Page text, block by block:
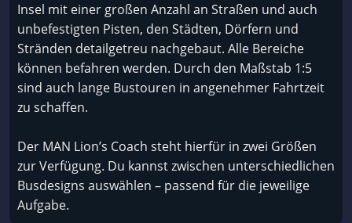
Insel mit einer großen Anzahl an Straßen und auch
unbefestigten Pisten, den Städten, Dörfern und
Stränden detailgetreu nachgebaut. Alle Bereiche
können befahren werden. Durch den Maßstab 1:5
sind auch lange Bustouren in angenehmer Fahrtzeit
zu schaffen.
Der MAN Lion’s Coach steht hierfür in zwei Größen
zur Verfügung. Du kannst zwischen unterschiedlichen
Busdesigns auswählen – passend für die jeweilige
Aufgabe.